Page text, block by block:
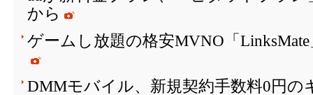
から
ゲームし放題の格安MVNO「
DMMモバイル、新規契約手数料0円